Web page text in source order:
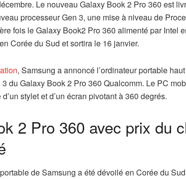
Le nouveau Galaxy Book 2 Pro 360 est
processeur Gen 3, une mise à niveau de
fois le Galaxy Book2 Pro 360 alimenté par Intel
Corée du Sud et sortira le 16 janvier.
, Samsung a annoncé l’ordinateur portable
du Galaxy Book 2 Pro 360 Qualcomm. Le PC
stylet et d’un écran pivotant à 360 degrés.
2 Pro 360 avec prix du
de Samsung a été dévoilé en Corée du